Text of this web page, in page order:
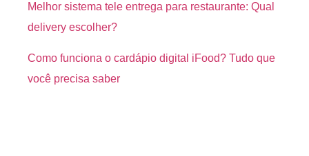
Melhor sistema tele entrega para restaurante: Qual
delivery escolher?
Como funciona o cardápio digital iFood? Tudo que
você precisa saber